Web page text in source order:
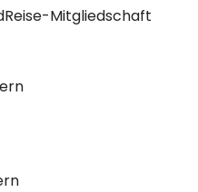
Mitgliedschaft